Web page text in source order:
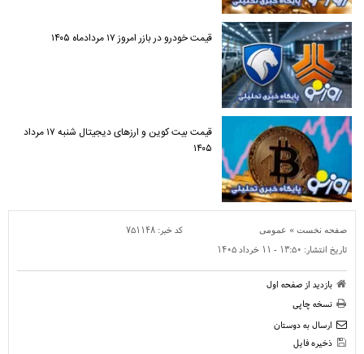
قیمت خودرو در بازر امروز ۱۷ مردادماه ۱۴۰۵
قیمت بیت کوین و ارز‌های دیجیتال شنبه ۱۷ مرداد
۱۴۰۵
صفحه نخست » عمومی کد خبر: ۷۵۱۱۴۸
تاریخ انتشار: ۱۳:۵۰ - ۱۱ خرداد ۱۴۰۵
بازدید از صفحه اول
نسخه چاپی
ارسال به دوستان
ذخیره فایل